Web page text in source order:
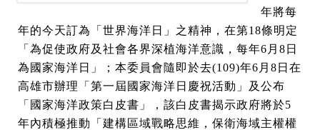
年將每
年的今天訂為「世界海洋日」之精神，在第18條明定
「為促使政府及社會各界深植海洋意識，每年6月8日
為國家海洋日」；本委員會隨即於去(109)年6月8日在
高雄市辦理「第一屆國家海洋日慶祝活動」及公布
「國家海洋政策白皮書」，該白皮書揭示政府將於5
年內積極推動「建構區域戰略思維，保衛海域主權權